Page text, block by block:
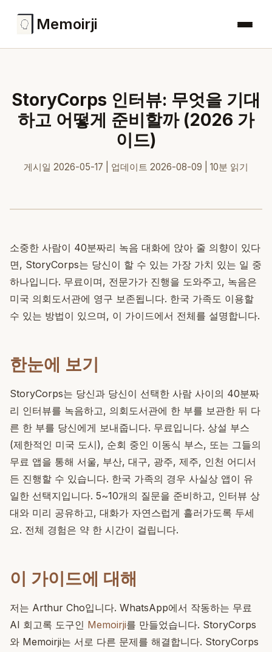
Memoirji
StoryCorps 인터뷰: 무엇을 기대
하고 어떻게 준비할까 (2026 가
이드)
게시일 2026-05-17 | 업데이트 2026-08-09 | 10분 읽기
소중한 사람이 40분짜리 녹음 대화에 앉아 줄 의향이 있다
면, StoryCorps는 당신이 할 수 있는 가장 가치 있는 일 중
하나입니다. 무료이며, 전문가가 진행을 도와주고, 녹음은
미국 의회도서관에 영구 보존됩니다. 한국 가족도 이용할
수 있는 방법이 있으며, 이 가이드에서 전체를 설명합니다.
한눈에 보기
StoryCorps는 당신과 당신이 선택한 사람 사이의 40분짜
리 인터뷰를 녹음하고, 의회도서관에 한 부를 보관한 뒤 다
른 한 부를 당신에게 보내줍니다. 무료입니다. 상설 부스
(제한적인 미국 도시), 순회 중인 이동식 부스, 또는 그들의
무료 앱을 통해 서울, 부산, 대구, 광주, 제주, 인천 어디서
든 진행할 수 있습니다. 한국 가족의 경우 사실상 앱이 유
일한 선택지입니다. 5~10개의 질문을 준비하고, 인터뷰 상
대와 미리 공유하고, 대화가 자연스럽게 흘러가도록 두세
요. 전체 경험은 약 한 시간이 걸립니다.
이 가이드에 대해
저는 Arthur Cho입니다. WhatsApp에서 작동하는 무료
AI 회고록 도구인 Memoirji를 만들었습니다. StoryCorps
와 Memoirji는 서로 다른 문제를 해결합니다. StoryCorps